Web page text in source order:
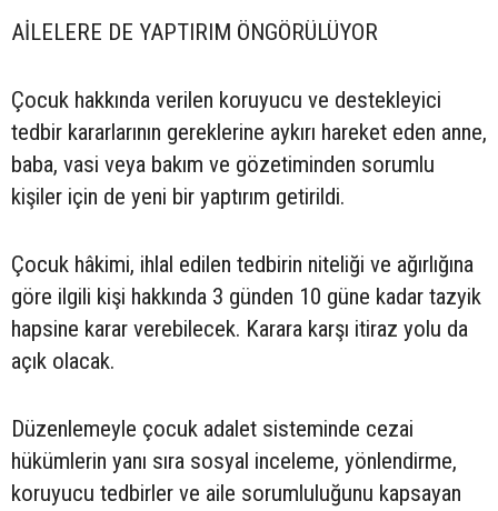
AİLELERE DE YAPTIRIM ÖNGÖRÜLÜYOR
Çocuk hakkında verilen koruyucu ve destekleyici
tedbir kararlarının gereklerine aykırı hareket eden anne,
baba, vasi veya bakım ve gözetiminden sorumlu
kişiler için de yeni bir yaptırım getirildi.
Çocuk hâkimi, ihlal edilen tedbirin niteliği ve ağırlığına
göre ilgili kişi hakkında 3 günden 10 güne kadar tazyik
hapsine karar verebilecek. Karara karşı itiraz yolu da
açık olacak.
Düzenlemeyle çocuk adalet sisteminde cezai
hükümlerin yanı sıra sosyal inceleme, yönlendirme,
koruyucu tedbirler ve aile sorumluluğunu kapsayan